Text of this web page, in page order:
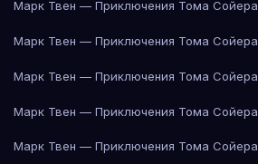
Марк Твен — Приключения Тома Сойера
Марк Твен — Приключения Тома Сойера
Марк Твен — Приключения Тома Сойера
Марк Твен — Приключения Тома Сойера
Марк Твен — Приключения Тома Сойера